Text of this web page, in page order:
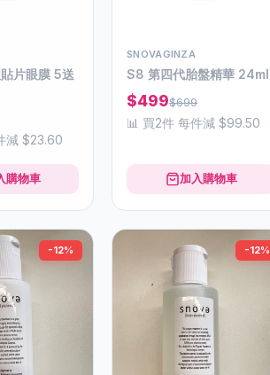
片眼膜 5送
減 $23.60
購物車
SNOVAGINZA
S8 第四代胎盤精華 24ml
$499$699
📊 買2件 每件減 $99.50
加入購物車
-12% -12%